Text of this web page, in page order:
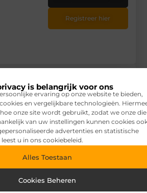
is belangrijk voor ons
ervaring op onze website te bieden,
en vergelijkbare technologieën.
onze site wordt gebruikt, zodat we onze
van uw instellingen kunnen cookies
advertenties en statistische
u in ons cookiebeleid.
Alles Toestaan
Cookies Beheren
Registreer hier